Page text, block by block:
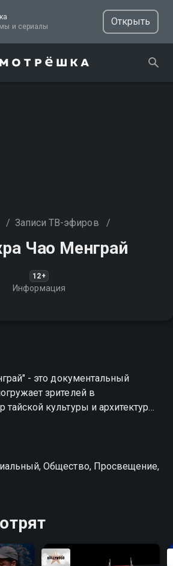
ТВ, фильмы и сериалы
Открыть
/ Записи ТВ-эфиров /
Чао Менграй
12+
Информация
- это документальный
зрителей в
культуры и архитектуры
из самых значимых
Общество, Просвещение,